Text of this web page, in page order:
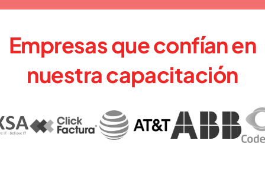
Empresas que confían en
nuestra capacitación